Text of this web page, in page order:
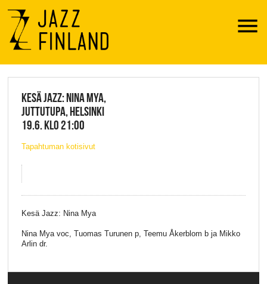
Menu
JAZZ FINLAND LIVE
KESÄ JAZZ: NINA MYA,
JUTTUTUPA, HELSINKI
19.6. KLO 21:00
Tapahtuman kotisivut
Kesä Jazz: Nina Mya
Nina Mya voc, Tuomas Turunen p, Teemu Åkerblom b ja Mikko
Arlin dr.